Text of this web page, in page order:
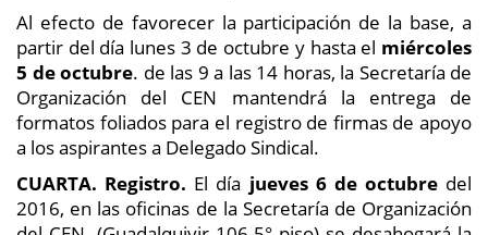
Al efecto de favorecer la participación de la base, a
partir del día lunes 3 de octubre y hasta el miércoles
5 de octubre. de las 9 a las 14 horas, la Secretaría de
Organización del CEN mantendrá la entrega de
formatos foliados para el registro de firmas de apoyo
a los aspirantes a Delegado Sindical.
CUARTA. Registro. El día jueves6deoctubredel
2016, en las oficinas de la Secretaría de Organización